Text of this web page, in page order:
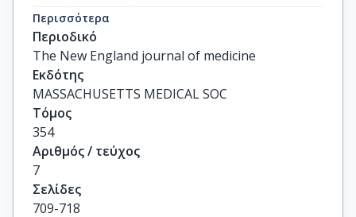
Papadopoulos, O
Stratigos, A
Markopoulos, C
Bafaloukos, D
and Pectasides, D
Fountzilas, G
Kirkwood, JM
Περισσότερα
Περιοδικό
The New England journal of medicine
Εκδότης
MASSACHUSETTS MEDICAL SOC
Τόμος
354
Αριθμός / τεύχος
7
Σελίδες
709-718